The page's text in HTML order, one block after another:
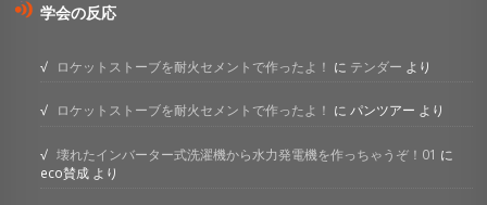
学会の反応
ロケットストーブを耐火セメントで作ったよ！ に テンダー より
ロケットストーブを耐火セメントで作ったよ！ にパンツアー より
壊れたインバーター式洗濯機から水力発電機を作っちゃうぞ！01 に
eco賛成 より